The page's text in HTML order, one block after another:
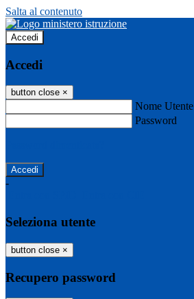
Salta al contenuto
Accedi
Accedi
button close ×
Nome Utente
Password
-
Seleziona utente
button close ×
Recupero password